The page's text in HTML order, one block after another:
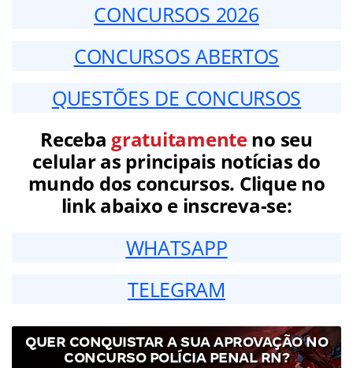
CONCURSOS 2026
CONCURSOS ABERTOS
QUESTÕES DE CONCURSOS
Receba gratuitamenteno seu
celular as principais notícias do
mundo dos concursos. Clique no
link abaixo e inscreva-se:
WHATSAPP
TELEGRAM
QUER CONQUISTAR A SUA APROVAÇÃO NO
CONCURSO POLÍCIA PENAL RN?